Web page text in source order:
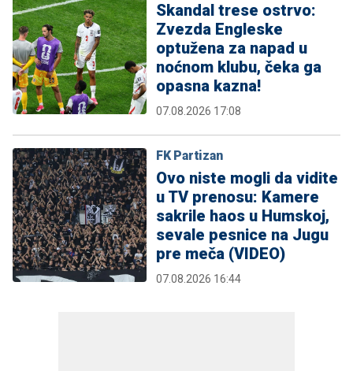
Skandal trese ostrvo:
Zvezda Engleske
optužena za napad u
noćnom klubu, čeka ga
opasna kazna!
07.08.2026 17:08
FK Partizan
Ovo niste mogli da vidite
u TV prenosu: Kamere
sakrile haos u Humskoj,
sevale pesnice na Jugu
pre meča (VIDEO)
07.08.2026 16:44